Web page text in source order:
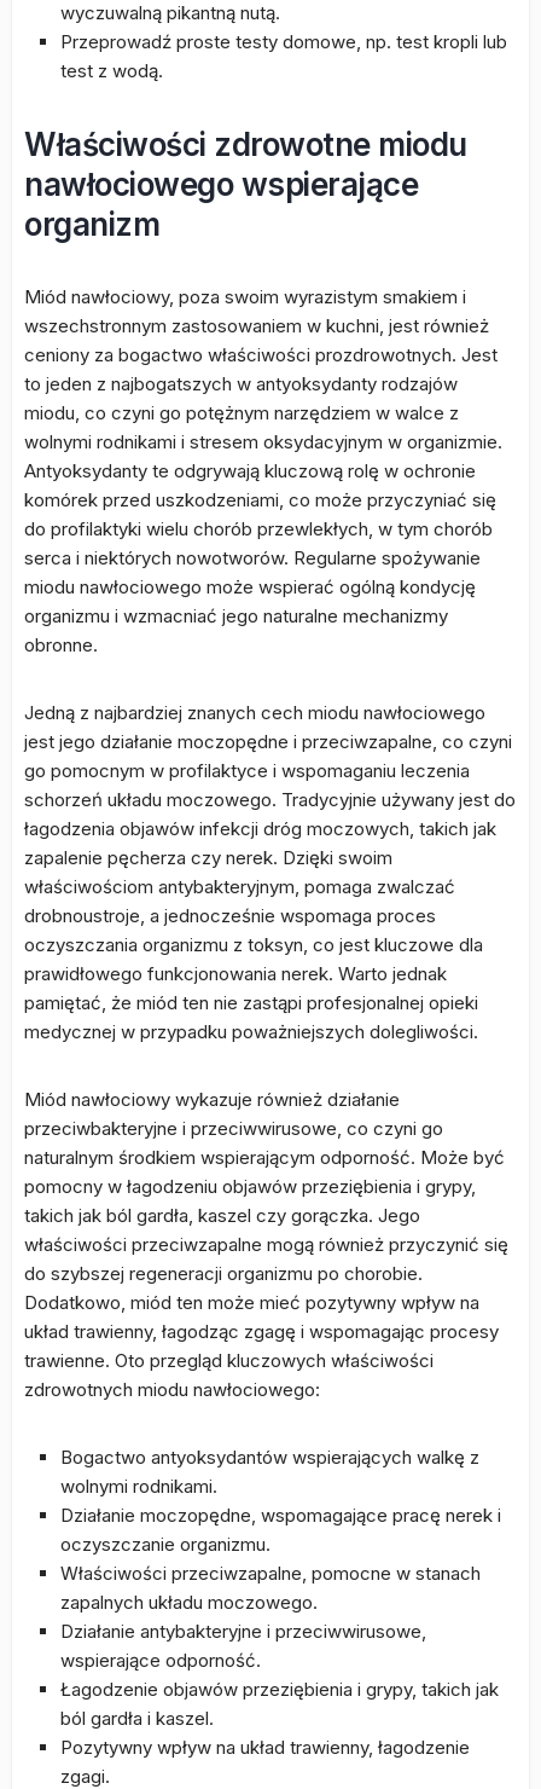
wyczuwalną pikantną nutą.
Przeprowadź proste testy domowe, np. test kropli lub
test z wodą.
Właściwości zdrowotne miodu
nawłociowego wspierające
organizm
Miód nawłociowy, poza swoim wyrazistym smakiem i
wszechstronnym zastosowaniem w kuchni, jest również
ceniony za bogactwo właściwości prozdrowotnych. Jest
to jeden z najbogatszych w antyoksydanty rodzajów
miodu, co czyni go potężnym narzędziem w walce z
wolnymi rodnikami i stresem oksydacyjnym w organizmie.
Antyoksydanty te odgrywają kluczową rolę w ochronie
komórek przed uszkodzeniami, co może przyczyniać się
do profilaktyki wielu chorób przewlekłych, w tym chorób
serca i niektórych nowotworów. Regularne spożywanie
miodu nawłociowego może wspierać ogólną kondycję
organizmu i wzmacniać jego naturalne mechanizmy
obronne.
Jedną z najbardziej znanych cech miodu nawłociowego
jest jego działanie moczopędne i przeciwzapalne, co czyni
go pomocnym w profilaktyce i wspomaganiu leczenia
schorzeń układu moczowego. Tradycyjnie używany jest do
łagodzenia objawów infekcji dróg moczowych, takich jak
zapalenie pęcherza czy nerek. Dzięki swoim
właściwościom antybakteryjnym, pomaga zwalczać
drobnoustroje, a jednocześnie wspomaga proces
oczyszczania organizmu z toksyn, co jest kluczowe dla
prawidłowego funkcjonowania nerek. Warto jednak
pamiętać, że miód ten nie zastąpi profesjonalnej opieki
medycznej w przypadku poważniejszych dolegliwości.
Miód nawłociowy wykazuje również działanie
przeciwbakteryjne i przeciwwirusowe, co czyni go
naturalnym środkiem wspierającym odporność. Może być
pomocny w łagodzeniu objawów przeziębienia i grypy,
takich jak ból gardła, kaszel czy gorączka. Jego
właściwości przeciwzapalne mogą również przyczynić się
do szybszej regeneracji organizmu po chorobie.
Dodatkowo, miód ten może mieć pozytywny wpływ na
układ trawienny, łagodząc zgagę i wspomagając procesy
trawienne. Oto przegląd kluczowych właściwości
zdrowotnych miodu nawłociowego:
Bogactwo antyoksydantów wspierających walkę z
wolnymi rodnikami.
Działanie moczopędne, wspomagające pracę nerek i
oczyszczanie organizmu.
Właściwości przeciwzapalne, pomocne w stanach
zapalnych układu moczowego.
Działanie antybakteryjne i przeciwwirusowe,
wspierające odporność.
Łagodzenie objawów przeziębienia i grypy, takich jak
ból gardła i kaszel.
Pozytywny wpływ na układ trawienny, łagodzenie
zgagi.